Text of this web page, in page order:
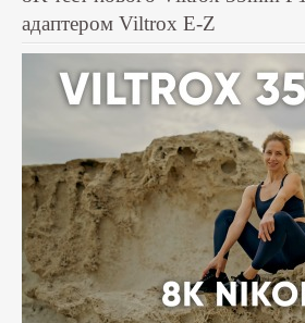
адаптером Viltrox E-Z